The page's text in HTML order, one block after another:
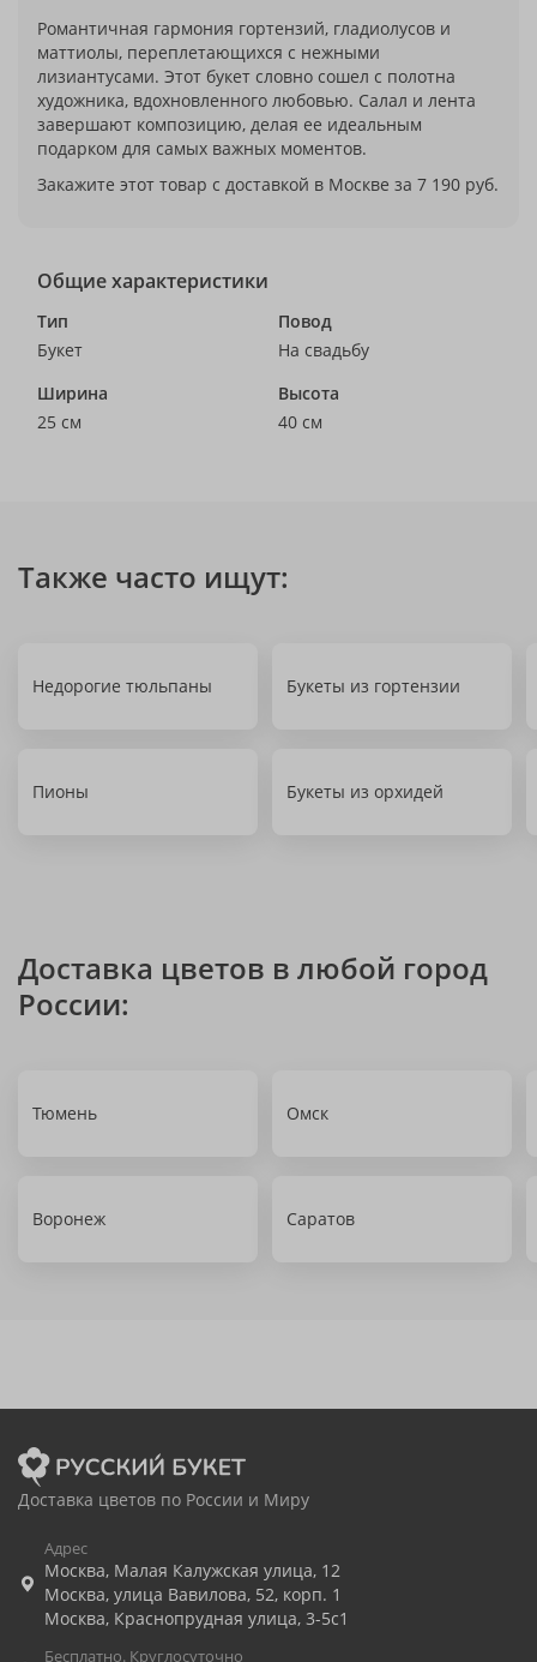
Романтичная гармония гортензий, гладиолусов и
маттиолы, переплетающихся с нежными
лизиантусами. Этот букет словно сошел с полотна
художника, вдохновленного любовью. Салал и лента
завершают композицию, делая ее идеальным
подарком для самых важных моментов.
Закажите этот товар с доставкой в Москве за 7 190 руб.
Общие характеристики
Тип
Букет
Повод
На свадьбу
Ширина
25 см
Высота
40 см
Также часто ищут:
Недорогие тюльпаны Букеты из гортензии
Пионы Букеты из орхидей
Доставка цветов в любой город
России:
Тюмень Омск
Воронеж Саратов
Доставка цветов по России и Миру
Адрес
Москва, Малая Калужская улица, 12
Москва, улица Вавилова, 52, корп. 1
Москва, Краснопрудная улица, 3-5с1
Бесплатно. Круглосуточно